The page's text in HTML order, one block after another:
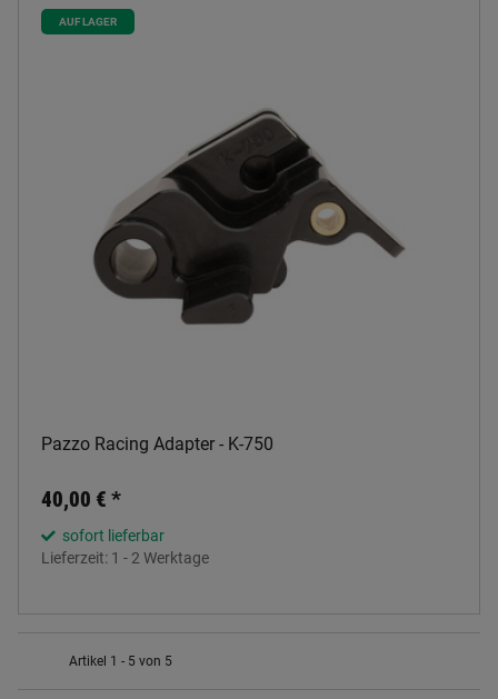
AUF LAGER
Pazzo Racing Adapter - K-750
40,00 € *
sofort lieferbar
Lieferzeit: 1 - 2 Werktage
Artikel 1 - 5 von 5